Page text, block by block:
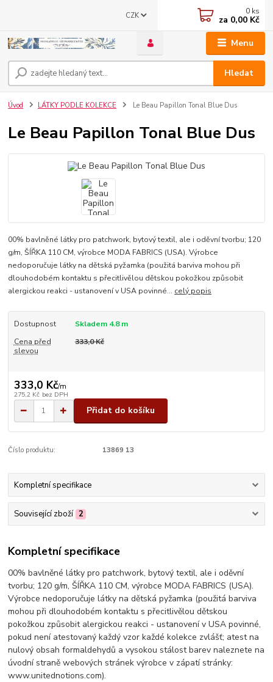
Menu
CZK
Hledat
0 ks
za 0,00 Kč
Úvod LÁTKY PODLE KOLEKCE Le Beau Papillon Tonal Blue Dus
Le Beau Papillon Tonal Blue Dus
00% bavlněné látky pro patchwork, bytový textil, ale i oděvní tvorbu; 120
g/m, ŠÍŘKA 110 CM, výrobce MODA FABRICS (USA). Výrobce
nedoporučuje látky na dětská pyžamka (použitá barviva mohou při
dlouhodobém kontaktu s přecitlivělou dětskou pokožkou způsobit
alergickou reakci - ustanovení v USA povinné... celý popis
Dostupnost
Skladem 4.8 m
Cena před
slevou
333,0 Kč
333,0 Kč/m
275,2 Kč bez DPH
Přidat do košíku
Číslo produktu: 13869 13
Kompletní specifikace
Související zboží 2
Kompletní specifikace
00% bavlněné látky pro patchwork, bytový textil, ale i oděvní
tvorbu; 120 g/m, ŠÍŘKA 110 CM, výrobce MODA FABRICS (USA).
Výrobce nedoporučuje látky na dětská pyžamka (použitá barviva
mohou při dlouhodobém kontaktu s přecitlivělou dětskou
pokožkou způsobit alergickou reakci - ustanovení v USA povinné,
pokud není atestovaný každý vzor každé kolekce zvlášť; atest na
nulový obsah formaldehydů a vysokou stálost barev naleznete na
úvodní straně webových stránek výrobce v zápatí stránky:
www.unitednotions.com).